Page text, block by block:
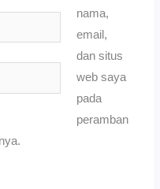
nama,
email,
dan situs
web saya
pada
peramban